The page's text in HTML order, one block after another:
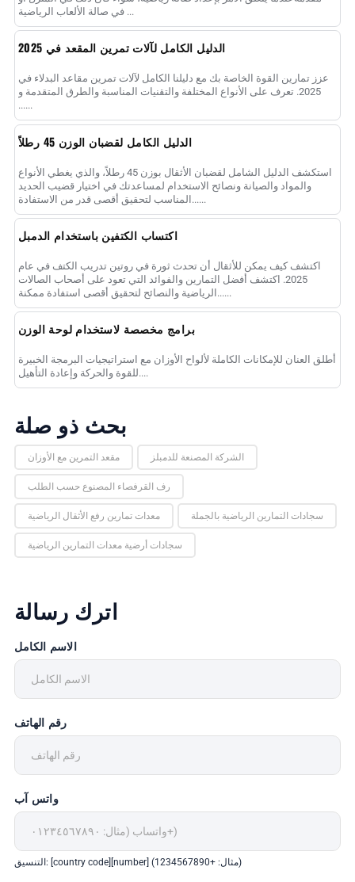
في صالة الألعاب الرياضية ...
الدليل الكامل لآلات تمرين المقعد في 2025
عزز تمارين القوة الخاصة بك مع دليلنا الكامل لآلات تمرين مقاعد البدلاء في
2025. تعرف على الأنواع المختلفة والتقنيات المناسبة والطرق المتقدمة و
......
الدليل الكامل لقضبان الوزن 45 رطلاً
استكشف الدليل الشامل لقضبان الأثقال بوزن 45 رطلاً، والذي يغطي الأنواع
والمواد والصيانة ونصائح الاستخدام لمساعدتك في اختيار قضيب الحديد
المناسب لتحقيق أقصى قدر من الاستفادة......
اكتساب الكتفين باستخدام الدمبل
اكتشف كيف يمكن للأثقال أن تحدث ثورة في روتين تدريب الكتف في عام
2025. اكتشف أفضل التمارين والفوائد التي تعود على أصحاب الصالات
الرياضية والنصائح لتحقيق أقصى استفادة ممكنة......
برامج مخصصة لاستخدام لوحة الوزن
أطلق العنان للإمكانات الكاملة لألواح الأوزان مع استراتيجيات البرمجة الخبيرة
للقوة والحركة وإعادة التأهيل....
بحث ذو صلة
مقعد التمرين مع الأوزان الشركة المصنعة للدمبلز
رف القرفصاء المصنوع حسب الطلب
معدات تمارين رفع الأثقال الرياضية سجادات التمارين الرياضية بالجملة
سجادات أرضية معدات التمارين الرياضية
اترك رسالة
الاسم الكامل
رقم الهاتف
واتس آب
التنسيق: [country code][number] (مثال: +1234567890)